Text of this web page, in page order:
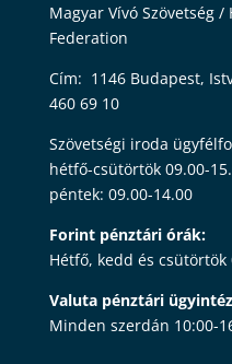
Magyar Vívó Szövetség
Federation
Cím: 1146 Budapest,
460 69 10
Szövetségi iroda
hétfő-csütörtök 09.00-
péntek: 09.00-14.00
Forint pénztári órák:
Hétfő, kedd és csütörtök
Valuta pénztári
Minden szerdán 10:00-